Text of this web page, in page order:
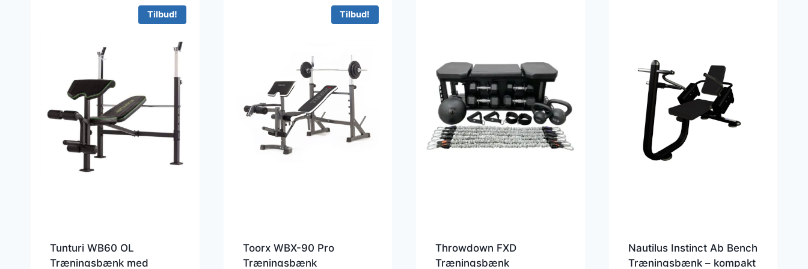
Tilbud!
Tunturi WB60 OL
Træningsbænk med
Tilbud!
Toorx WBX-90 Pro
Træningsbænk
Throwdown FXD
Træningsbænk
Nautilus Instinct Ab Bench
Træningsbænk – kompakt